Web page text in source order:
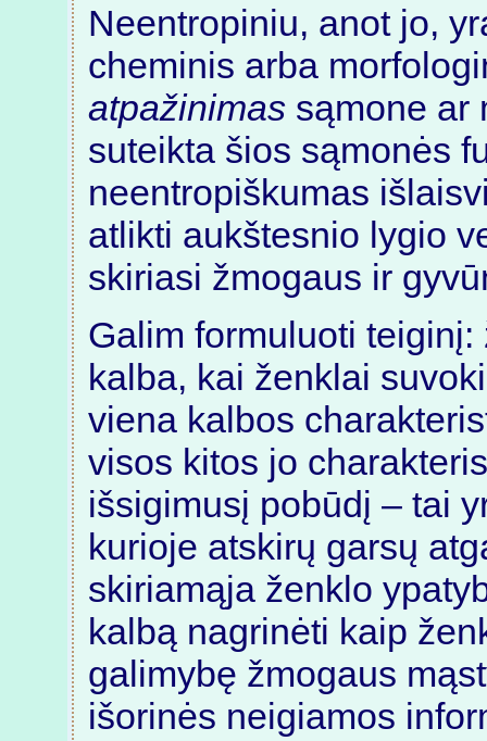
Neentropiniu, anot jo,
cheminis arba
atpažinimas sąmone ar
suteikta šios sąmonės
neentropiškumas
atlikti aukštesnio lygio
skiriasi žmogaus ir
Galim formuluoti
kalba, kai ženklai
viena kalbos
visos kitos jo
išsigimusį pobūdį – tai
kurioje atskirų garsų
skiriamąja ženklo
kalbą nagrinėti kaip
galimybę žmogaus
išorinės neigiamos